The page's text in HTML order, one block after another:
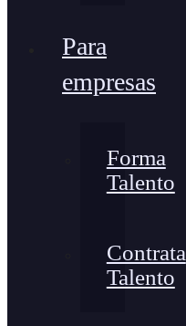
Para
empresas
Forma
Talento
Contrata
Talento